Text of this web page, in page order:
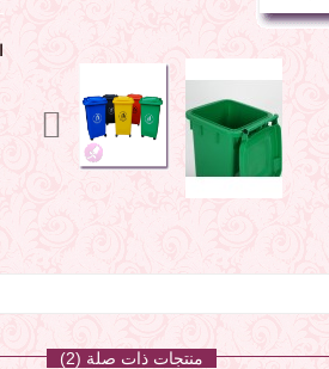
منتجات ذات صلة (2)